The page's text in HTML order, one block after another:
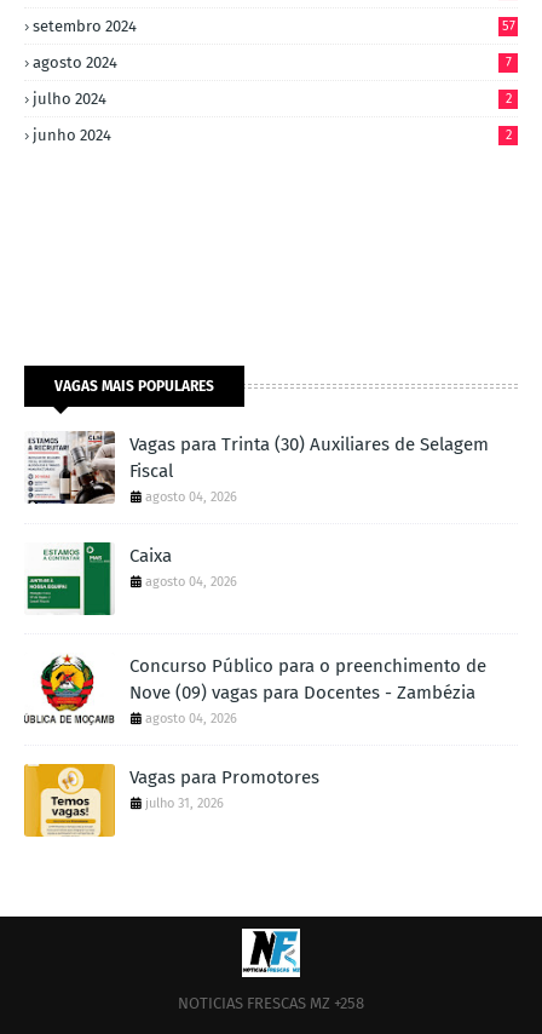
setembro 2024 57
agosto 2024 7
julho 2024 2
junho 2024 2
VAGAS MAIS POPULARES
Vagas para Trinta (30) Auxiliares de Selagem
Fiscal
agosto 04, 2026
Caixa
agosto 04, 2026
Concurso Público para o preenchimento de
Nove (09) vagas para Docentes - Zambézia
agosto 04, 2026
Vagas para Promotores
julho 31, 2026
NOTICIAS FRESCAS MZ +258